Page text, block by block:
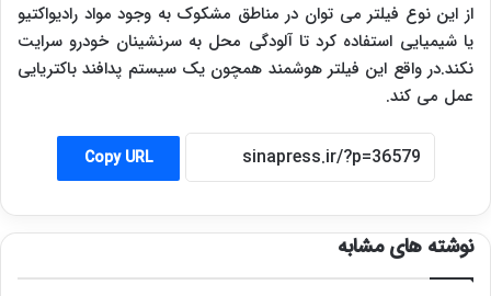
از این نوع فیلتر می توان در مناطق مشکوک به وجود مواد رادیواکتیو
یا شیمیایی استفاده کرد تا آلودگی محل به سرنشینان خودرو سرایت
نکند.در واقع این فیلتر هوشمند همچون یک سیستم پدافند باکتریایی
عمل می کند.
Copy URL
نوشته های مشابه